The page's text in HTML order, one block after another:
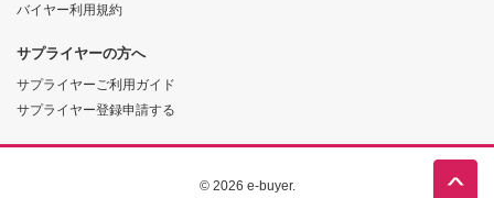
バイヤー利用規約
サプライヤーの方へ
サプライヤーご利用ガイド
サプライヤー登録申請する
© 2026 e-buyer.